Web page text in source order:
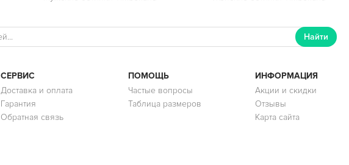
Найти
СЕРВИС
Доставка и оплата
Гарантия
Обратная связь
ПОМОЩЬ
Частые вопросы
Таблица размеров
ИНФОРМАЦИЯ
Акции и скидки
Отзывы
Карта сайта